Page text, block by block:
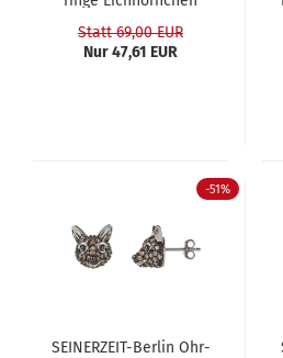
Statt 69,00 EUR
Nur 47,61 EUR
-51%
SEINERZEIT-​​Ber­lin Ohr­